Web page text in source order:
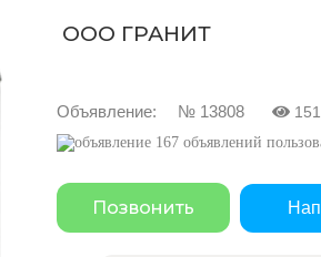
ООО ГРАНИТ
Объявление: № 13808 151
167 объявлений
Позвонить